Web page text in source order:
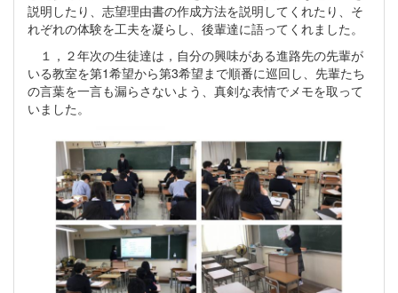
説明したり、志望理由書の作成方法を説明してくれたり、そ
れぞれの体験を工夫を凝らし、後輩達に語ってくれました。
１，２年次の生徒達は，自分の興味がある進路先の先輩が
いる教室を第1希望から第3希望まで順番に巡回し、先輩たち
の言葉を一言も漏らさないよう、真剣な表情でメモを取って
いました。